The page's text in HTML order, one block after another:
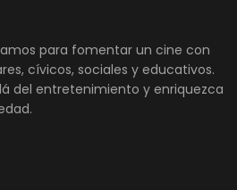
para fomentar un cine con
cívicos, sociales y educativos.
del entretenimiento y enriquezca